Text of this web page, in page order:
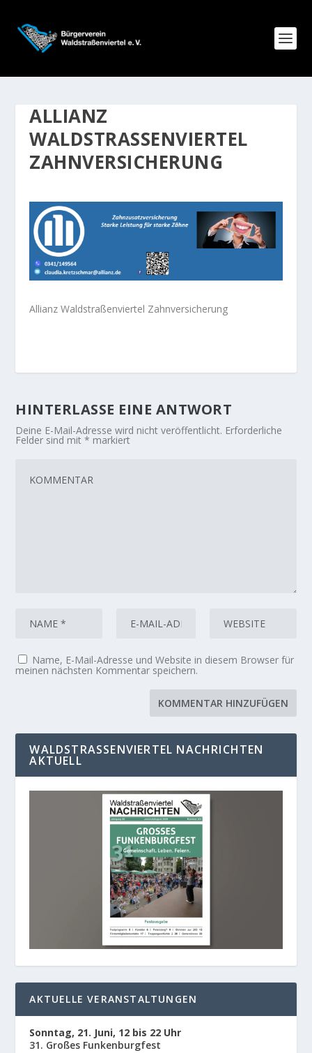
ALLIANZ
WALDSTRASSENVIERTEL Z
AHNVERSICHERUNG
Allianz Waldstraßenviertel Zahnversicherung
HINTERLASSE EINE ANTWORT
Deine E-Mail-Adresse wird nicht veröffentlicht. Erforderliche
Felder sind mit* markiert
Name, E-Mail-Adresse und Website in diesem Browser für
meinen nächsten Kommentar speichern.
WALDSTRASSENVIERTEL NACHRICHTEN A
KTUELL
AKTUELLE VERANSTALTUNGEN
Sonntag, 21. Juni, 12 bis 22 Uhr
31. Großes Funkenburgfest